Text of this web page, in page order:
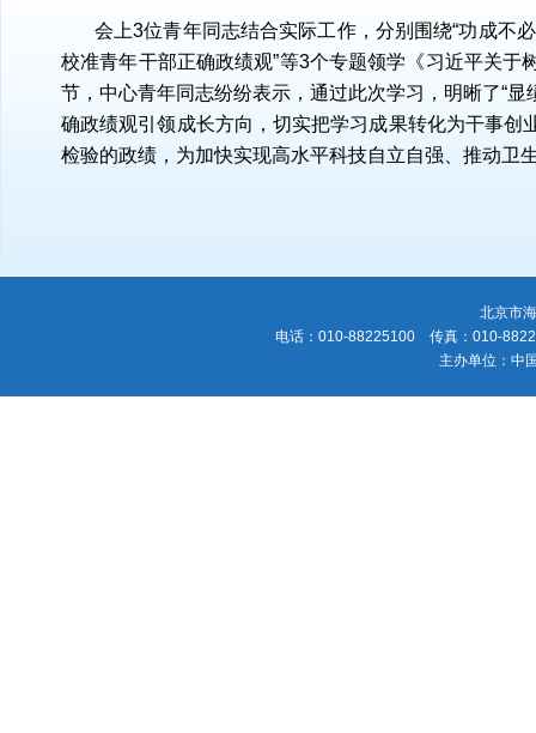
会上3位青年同志结合实际工作，分别围绕“功成不
校准青年干部正确政绩观”等3个专题领学《习近平关
节，中心青年同志纷纷表示，通过此次学习，明晰了“
确政绩观引领成长方向，切实把学习成果转化为干事
检验的政绩，为加快实现高水平科技自立自强、推动卫
北京市
电话：010-88225100 传真：010-
主办单位：中